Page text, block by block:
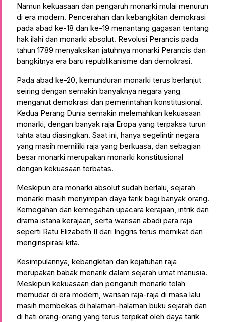
Namun kekuasaan dan pengaruh monarki mulai menurun
di era modern. Pencerahan dan kebangkitan demokrasi
pada abad ke-18 dan ke-19 menantang gagasan tentang
hak ilahi dan monarki absolut. Revolusi Perancis pada
tahun 1789 menyaksikan jatuhnya monarki Perancis dan
bangkitnya era baru republikanisme dan demokrasi.
Pada abad ke-20, kemunduran monarki terus berlanjut
seiring dengan semakin banyaknya negara yang
menganut demokrasi dan pemerintahan konstitusional.
Kedua Perang Dunia semakin melemahkan kekuasaan
monarki, dengan banyak raja Eropa yang terpaksa turun
tahta atau diasingkan. Saat ini, hanya segelintir negara
yang masih memiliki raja yang berkuasa, dan sebagian
besar monarki merupakan monarki konstitusional
dengan kekuasaan terbatas.
Meskipun era monarki absolut sudah berlalu, sejarah
monarki masih menyimpan daya tarik bagi banyak orang.
Kemegahan dan kemegahan upacara kerajaan, intrik dan
drama istana kerajaan, serta warisan abadi para raja
seperti Ratu Elizabeth II dari Inggris terus memikat dan
menginspirasi kita.
Kesimpulannya, kebangkitan dan kejatuhan raja
merupakan babak menarik dalam sejarah umat manusia.
Meskipun kekuasaan dan pengaruh monarki telah
memudar di era modern, warisan raja-raja di masa lalu
masih membekas di halaman-halaman buku sejarah dan
di hati orang-orang yang terus terpikat oleh daya tarik